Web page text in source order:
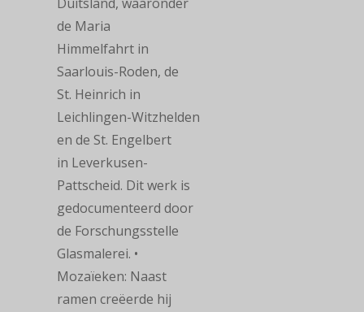
de Maria
Himmelfahrt in
Saarlouis-Roden, de
St. Heinrich in
Leichlingen-Witzhelden
en de St. Engelbert
in Leverkusen-
Pattscheid. Dit werk is
gedocumenteerd door
de Forschungsstelle
Glasmalerei. •
Mozaïeken: Naast
ramen creëerde hij